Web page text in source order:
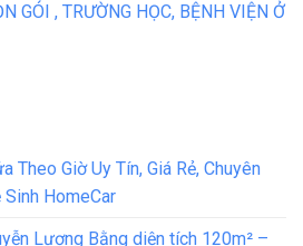
GÓI , TRƯỜNG HỌC, BỆNH VIỆN Ở
Theo Giờ Uy Tín, Giá Rẻ, Chuyên
Sinh HomeCar
Lương Bằng diện tích 120m² –